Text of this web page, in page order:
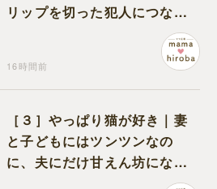
リップを切った犯人につなが
る証拠になるのか期待する
16時間前
［３］やっぱり猫が好き｜妻
と子どもにはツンツンなの
に、夫にだけ甘えん坊になる